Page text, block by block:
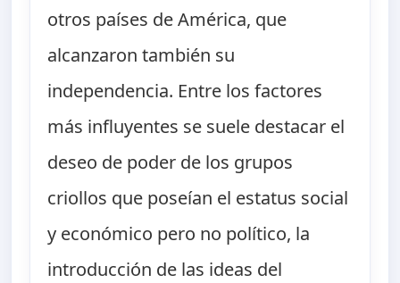
otros países de América, que
alcanzaron también su
independencia. Entre los factores
más influyentes se suele destacar el
deseo de poder de los grupos
criollos que poseían el estatus social
y económico pero no político, la
introducción de las ideas del